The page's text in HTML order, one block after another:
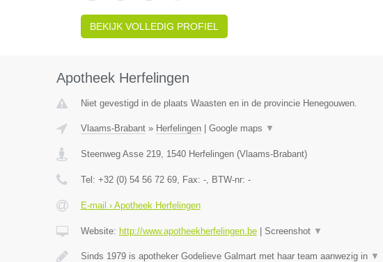
BEKIJK VOLLEDIG PROFIEL
Apotheek Herfelingen
Niet gevestigd in de plaats Waasten en in de provincie Henegouwen.
Vlaams-Brabant» Herfelingen| Google maps ▼
Steenweg Asse 219, 1540 Herfelingen(Vlaams-Brabant)
Tel: +32 (0) 54 56 72 69, Fax: -, BTW-nr: -
E-mail › Apotheek Herfelingen
Website: http://www.apotheekherfelingen.be| Screenshot ▼
Sinds 1979 is apotheker Godelieve Galmart met haar team aanwezig in ▼